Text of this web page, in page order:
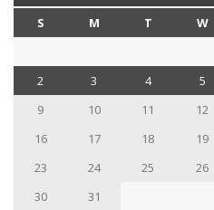
S M T W
2
3 4 5
9
10 11 12
16
17 18 19
23
24 25 26
30
31